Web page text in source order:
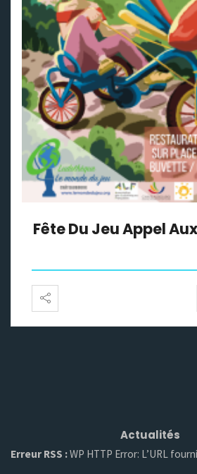
Fête Du Jeu Appel
Actualités
Erreur RSS :WP HTTP Error: L’URL